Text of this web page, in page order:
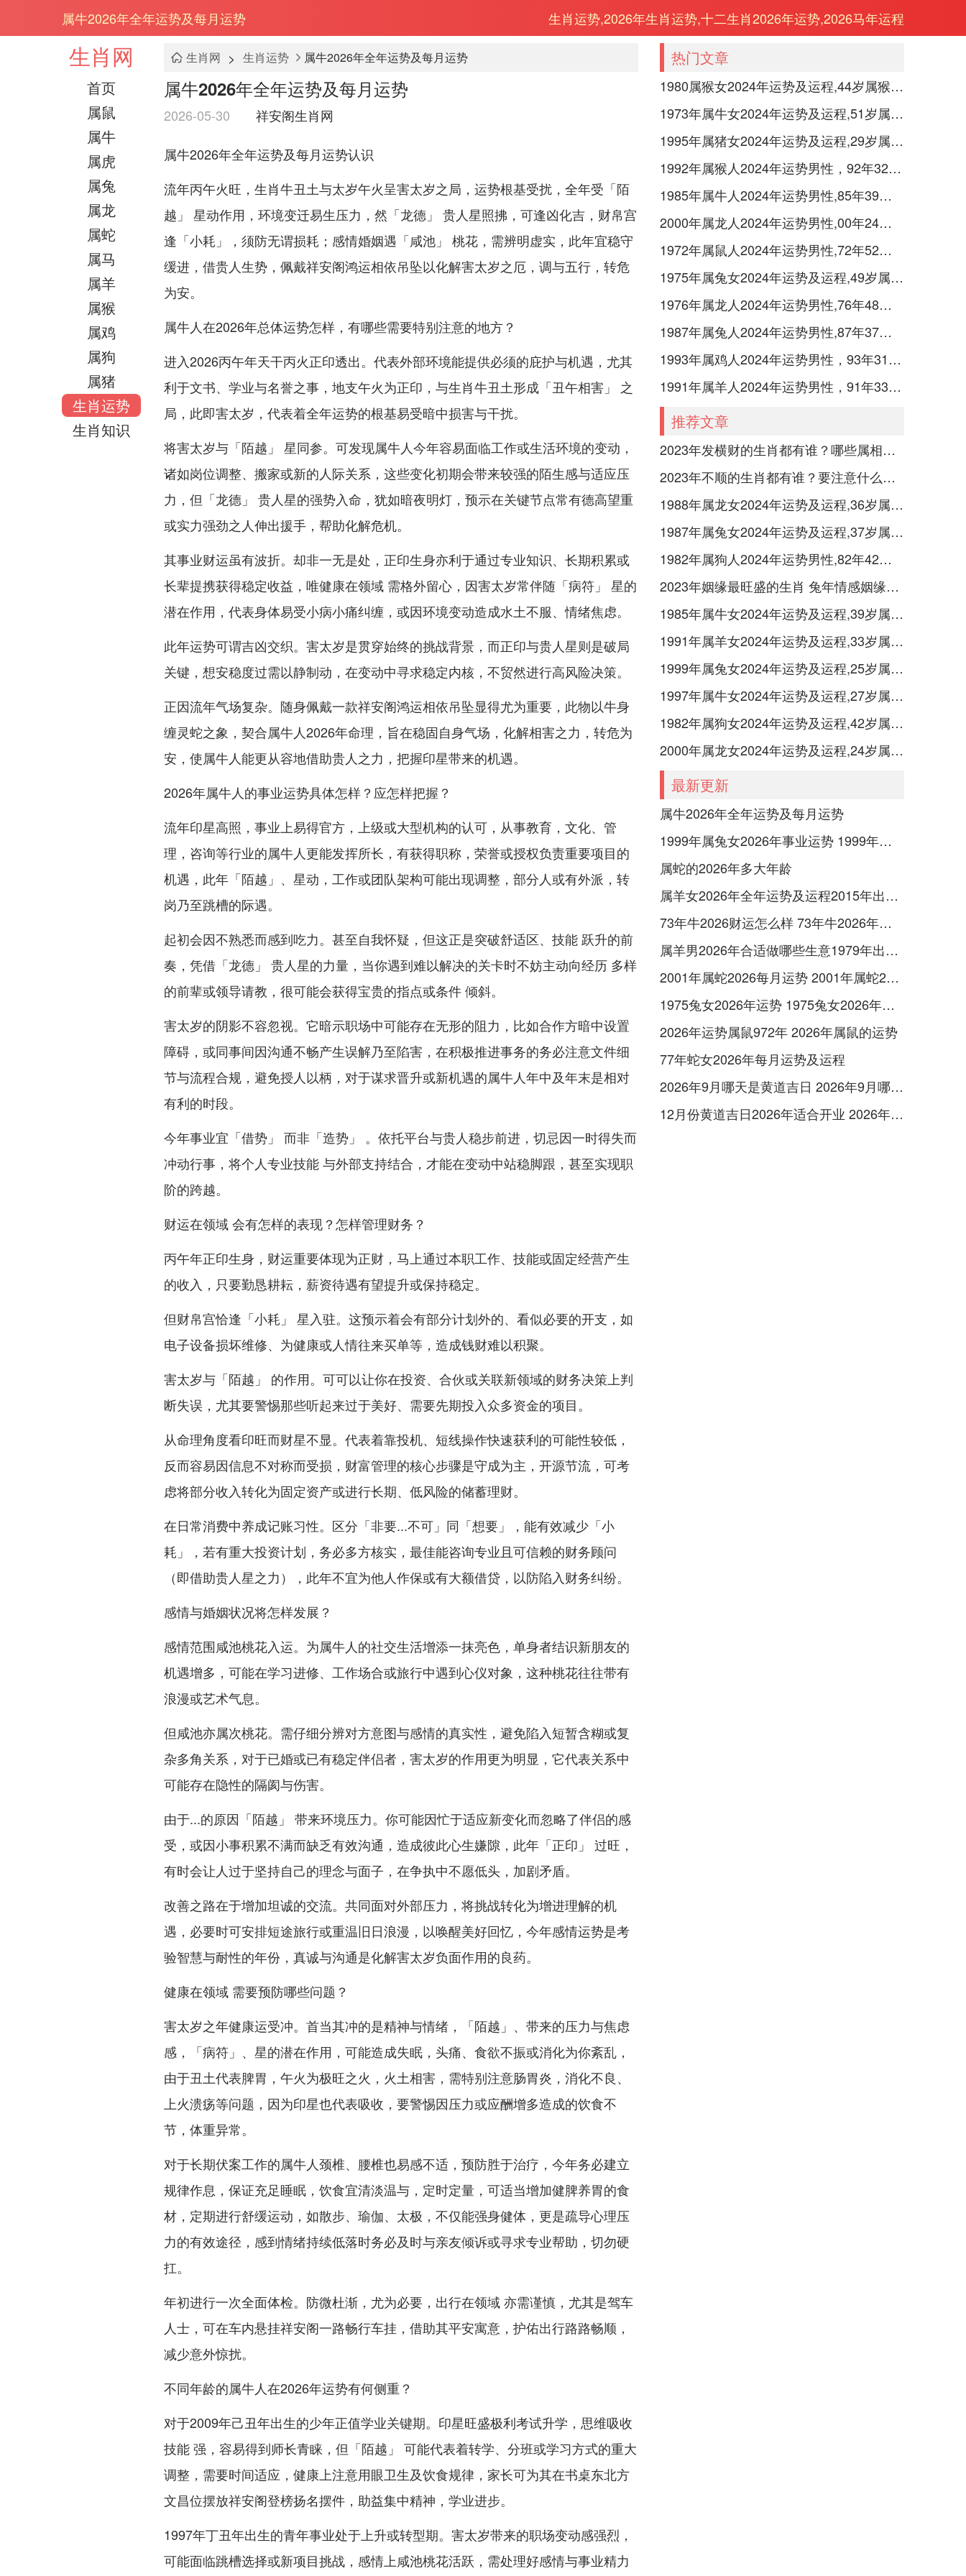
属牛2026年全年运势及每月运势 生肖运势,2026年生肖运势,十二生肖2026年运势,2026马年运程
生肖网
首页
属鼠
属牛
属虎
属兔
属龙
属蛇
属马
属羊
属猴
属鸡
属狗
属猪
生肖运势
生肖知识
生肖网 > 生肖运势 属牛2026年全年运势及每月运势
属牛2026年全年运势及每月运势
2026-05-30 祥安阁生肖网
属牛2026年全年运势及每月运势认识
流年丙午火旺，生肖牛丑土与太岁午火呈害太岁之局，运势根基受扰，全年受「陌
越」 星动作用，环境变迁易生压力，然「龙德」 贵人星照拂，可逢凶化吉，财帛宫
逢「小耗」，须防无谓损耗；感情婚姻遇「咸池」 桃花，需辨明虚实，此年宜稳守
缓进，借贵人生势，佩戴祥安阁鸿运相依吊坠以化解害太岁之厄，调与五行，转危
为安。
属牛人在2026年总体运势怎样，有哪些需要特别注意的地方？
进入2026丙午年天干丙火正印透出。代表外部环境能提供必须的庇护与机遇，尤其
利于文书、学业与名誉之事，地支午火为正印，与生肖牛丑土形成「丑午相害」 之
局，此即害太岁，代表着全年运势的根基易受暗中损害与干扰。
将害太岁与「陌越」 星同参。可发现属牛人今年容易面临工作或生活环境的变动，
诸如岗位调整、搬家或新的人际关系，这些变化初期会带来较强的陌生感与适应压
力，但「龙德」 贵人星的强势入命，犹如暗夜明灯，预示在关键节点常有德高望重
或实力强劲之人伸出援手，帮助化解危机。
其事业财运虽有波折。却非一无是处，正印生身亦利于通过专业知识、长期积累或
长辈提携获得稳定收益，唯健康在领域 需格外留心，因害太岁常伴随「病符」 星的
潜在作用，代表身体易受小病小痛纠缠，或因环境变动造成水土不服、情绪焦虑。
此年运势可谓吉凶交织。害太岁是贯穿始终的挑战背景，而正印与贵人星则是破局
关键，想安稳度过需以静制动，在变动中寻求稳定内核，不贸然进行高风险决策。
正因流年气场复杂。随身佩戴一款祥安阁鸿运相依吊坠显得尤为重要，此物以牛身
缠灵蛇之象，契合属牛人2026年命理，旨在稳固自身气场，化解相害之力，转危为
安，使属牛人能更从容地借助贵人之力，把握印星带来的机遇。
2026年属牛人的事业运势具体怎样？应怎样把握？
流年印星高照，事业上易得官方，上级或大型机构的认可，从事教育，文化、管
理，咨询等行业的属牛人更能发挥所长，有获得职称，荣誉或授权负责重要项目的
机遇，此年「陌越」、星动，工作或团队架构可能出现调整，部分人或有外派，转
岗乃至跳槽的际遇。
起初会因不熟悉而感到吃力。甚至自我怀疑，但这正是突破舒适区、技能 跃升的前
奏，凭借「龙德」 贵人星的力量，当你遇到难以解决的关卡时不妨主动向经历 多样
的前辈或领导请教，很可能会获得宝贵的指点或条件 倾斜。
害太岁的阴影不容忽视。它暗示职场中可能存在无形的阻力，比如合作方暗中设置
障碍，或同事间因沟通不畅产生误解乃至陷害，在积极推进事务的务必注意文件细
节与流程合规，避免授人以柄，对于谋求晋升或新机遇的属牛人年中及年末是相对
有利的时段。
今年事业宜「借势」 而非「造势」 。依托平台与贵人稳步前进，切忌因一时得失而
冲动行事，将个人专业技能 与外部支持结合，才能在变动中站稳脚跟，甚至实现职
阶的跨越。
财运在领域 会有怎样的表现？怎样管理财务？
丙午年正印生身，财运重要体现为正财，马上通过本职工作、技能或固定经营产生
的收入，只要勤恳耕耘，薪资待遇有望提升或保持稳定。
但财帛宫恰逢「小耗」 星入驻。这预示着会有部分计划外的、看似必要的开支，如
电子设备损坏维修、为健康或人情往来买单等，造成钱财难以积聚。
害太岁与「陌越」 的作用。可可以让你在投资、合伙或关联新领域的财务决策上判
断失误，尤其要警惕那些听起来过于美好、需要先期投入众多资金的项目。
从命理角度看印旺而财星不显。代表着靠投机、短线操作快速获利的可能性较低，
反而容易因信息不对称而受损，财富管理的核心步骤是守成为主，开源节流，可考
虑将部分收入转化为固定资产或进行长期、低风险的储蓄理财。
在日常消费中养成记账习性。区分「非要...不可」同「想要」，能有效减少「小
耗」，若有重大投资计划，务必多方核实，最佳能咨询专业且可信赖的财务顾问
（即借助贵人星之力），此年不宜为他人作保或有大额借贷，以防陷入财务纠纷。
感情与婚姻状况将怎样发展？
感情范围咸池桃花入运。为属牛人的社交生活增添一抹亮色，单身者结识新朋友的
机遇增多，可能在学习进修、工作场合或旅行中遇到心仪对象，这种桃花往往带有
浪漫或艺术气息。
但咸池亦属次桃花。需仔细分辨对方意图与感情的真实性，避免陷入短暂含糊或复
杂多角关系，对于已婚或已有稳定伴侣者，害太岁的作用更为明显，它代表关系中
可能存在隐性的隔阂与伤害。
由于...的原因「陌越」 带来环境压力。你可能因忙于适应新变化而忽略了伴侣的感
受，或因小事积累不满而缺乏有效沟通，造成彼此心生嫌隙，此年「正印」 过旺，
有时会让人过于坚持自己的理念与面子，在争执中不愿低头，加剧矛盾。
改善之路在于增加坦诚的交流。共同面对外部压力，将挑战转化为增进理解的机
遇，必要时可安排短途旅行或重温旧日浪漫，以唤醒美好回忆，今年感情运势是考
验智慧与耐性的年份，真诚与沟通是化解害太岁负面作用的良药。
健康在领域 需要预防哪些问题？
害太岁之年健康运受冲。首当其冲的是精神与情绪，「陌越」、带来的压力与焦虑
感，「病符」、星的潜在作用，可能造成失眠，头痛、食欲不振或消化为你紊乱，
由于丑土代表脾胃，午火为极旺之火，火土相害，需特别注意肠胃炎，消化不良、
上火溃疡等问题，因为印星也代表吸收，要警惕因压力或应酬增多造成的饮食不
节，体重异常。
对于长期伏案工作的属牛人颈椎、腰椎也易感不适，预防胜于治疗，今年务必建立
规律作息，保证充足睡眠，饮食宜清淡温与，定时定量，可适当增加健脾养胃的食
材，定期进行舒缓运动，如散步、瑜伽、太极，不仅能强身健体，更是疏导心理压
力的有效途径，感到情绪持续低落时务必及时与亲友倾诉或寻求专业帮助，切勿硬
扛。
年初进行一次全面体检。防微杜渐，尤为必要，出行在领域 亦需谨慎，尤其是驾车
人士，可在车内悬挂祥安阁一路畅行车挂，借助其平安寓意，护佑出行路路畅顺，
减少意外惊扰。
不同年龄的属牛人在2026年运势有何侧重？
对于2009年己丑年出生的少年正值学业关键期。印星旺盛极利考试升学，思维吸收
技能 强，容易得到师长青睐，但「陌越」 可能代表着转学、分班或学习方式的重大
调整，需要时间适应，健康上注意用眼卫生及饮食规律，家长可为其在书桌东北方
文昌位摆放祥安阁登榜扬名摆件，助益集中精神，学业进步。
1997年丁丑年出生的青年事业处于上升或转型期。害太岁带来的职场变动感强烈，
可能面临跳槽选择或新项目挑战，感情上咸池桃花活跃，需处理好感情与事业精力
热门文章
1980属猴女2024年运势及运程,44岁属猴人2024全年每月运势女性如何
1973年属牛女2024年运势及运程,51岁属牛人2024全年每月运势女性如何
1995年属猪女2024年运势及运程,29岁属猪人2024全年每月运势女性如何
1992年属猴人2024年运势男性，92年32岁属猴男2024年每月运程怎么样
1985年属牛人2024年运势男性,85年39岁属牛男2024年每月运程怎么样
2000年属龙人2024年运势男性,00年24岁属龙男2024年每月运程怎么样
1972年属鼠人2024年运势男性,72年52岁属鼠男2024年每月运程怎么样
1975年属兔女2024年运势及运程,49岁属兔人2024全年每月运势女性如何
1976年属龙人2024年运势男性,76年48岁属龙男2024年每月运程怎么样
1987年属兔人2024年运势男性,87年37岁属兔男2024年每月运程怎么样
1993年属鸡人2024年运势男性，93年31岁属鸡男2024年每月运程怎么样
1991年属羊人2024年运势男性，91年33岁属羊男2024年每月运程怎么样
推荐文章
2023年发横财的生肖都有谁？哪些属相财运旺盛？
2023年不顺的生肖都有谁？要注意什么呢？
1988年属龙女2024年运势及运程,36岁属龙人2024全年每月运势女性如何
1987年属兔女2024年运势及运程,37岁属兔人2024全年每月运势女性如何
1982年属狗人2024年运势男性,82年42岁属狗男2024年每月运程怎么样
2023年姻缘最旺盛的生肖 兔年情感姻缘运比较旺的属相
1985年属牛女2024年运势及运程,39岁属牛人2024全年每月运势女性如何
1991年属羊女2024年运势及运程,33岁属羊人2024全年每月运势女性如何
1999年属兔女2024年运势及运程,25岁属兔人2024全年每月运势女性如何
1997年属牛女2024年运势及运程,27岁属牛人2024全年每月运势女性如何
1982年属狗女2024年运势及运程,42岁属狗人2024全年每月运势女性如何
2000年属龙女2024年运势及运程,24岁属龙人2024全年每月运势女性如何
最新更新
属牛2026年全年运势及每月运势
1999年属兔女2026年事业运势 1999年属兔女婚配属相
属蛇的2026年多大年龄
属羊女2026年全年运势及运程2015年出生的命运 属羊女2026年什么颜色旺运
73年牛2026财运怎么样 73年牛2026年财运方位
属羊男2026年合适做哪些生意1979年出生的 属羊男2026年感情运势
2001年属蛇2026每月运势 2001年属蛇2026年的运势及运程
1975兔女2026年运势 1975兔女2026年每月运势
2026年运势属鼠972年 2026年属鼠的运势
77年蛇女2026年每月运势及运程
2026年9月哪天是黄道吉日 2026年9月哪一天祈福是最好的
12月份黄道吉日2026年适合开业 2026年12月适合开业的黄历